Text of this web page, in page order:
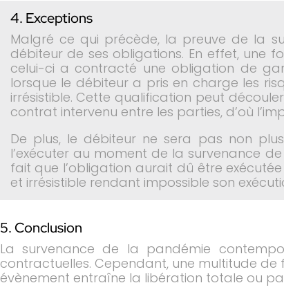
4. Exceptions
Malgré ce qui précède, la preuve de la
débiteur de ses obligations. En effet, une
celui-ci a contracté une obligation de
lorsque le débiteur a pris en charge les
irrésistible. Cette qualification peut
contrat intervenu entre les parties, d’où
De plus, le débiteur ne sera pas non
l’exécuter au moment de la survenance
fait que l’obligation aurait dû être
et irrésistible rendant impossible son
5. Conclusion
La survenance de la pandémie
contractuelles. Cependant, une multitude
évènement entraîne la libération totale ou